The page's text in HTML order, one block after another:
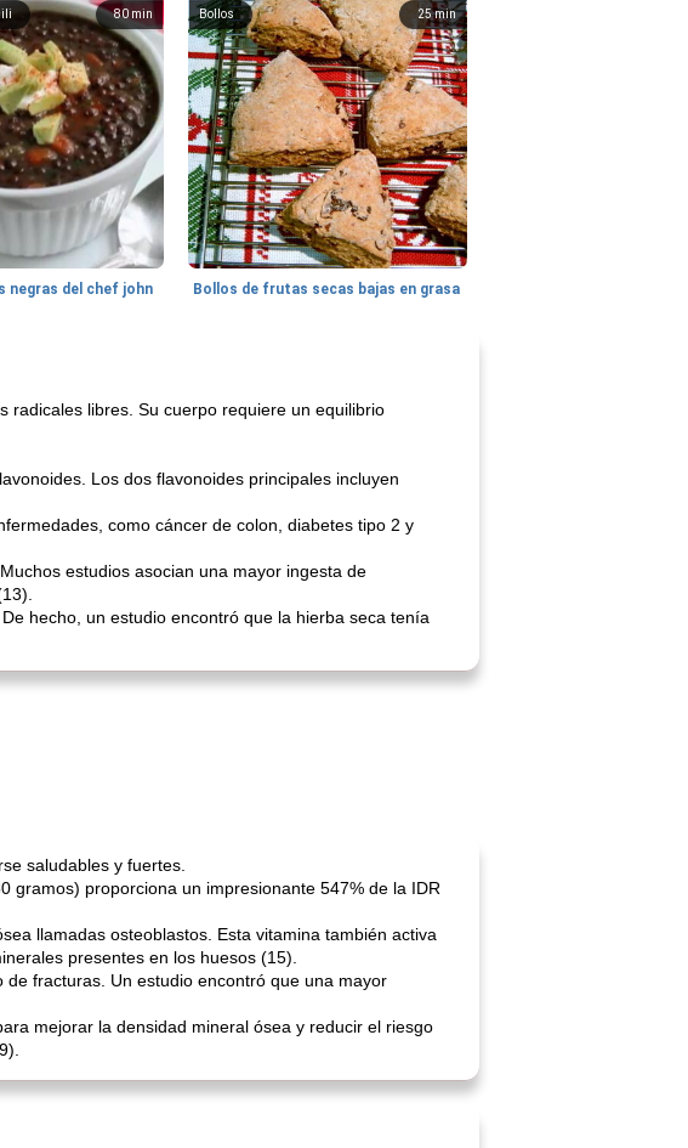
80 min
negras del chef john
25min
Bollos
Bollos de frutas secas bajas en grasa
radicales libres. Su cuerpo requiere un equilibrio
Los dos flavonoides principales incluyen
como cáncer de colon, diabetes tipo 2 y
estudios asocian una mayor ingesta de
hecho, un estudio encontró que la hierba seca tenía
saludables y fuertes.
gramos) proporciona un impresionante 547% de la IDR
llamadas osteoblastos. Esta vitamina también activa
presentes en los huesos (15).
fracturas. Un estudio encontró que una mayor
mejorar la densidad mineral ósea y reducir el riesgo